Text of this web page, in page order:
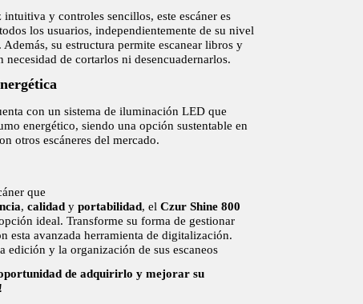
intuitiva y controles sencillos, este escáner es
los usuarios, independientemente de su nivel
Además, su estructura permite escanear libros y
necesidad de cortarlos ni desencuadernarlos.
con un sistema de iluminación LED que
energético, siendo una opción sustentable en
otros escáneres del mercado.
que
, calidad y portabilidad, el Czur Shine 800
ideal. Transforme su forma de gestionar
esta avanzada herramienta de digitalización.
edición y la organización de sus escaneos
de adquirirlo y mejorar su